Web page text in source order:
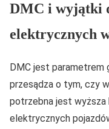
DMC i wyjątki
elektrycznych
DMC jest parametrem
przesądza o tym, czy
potrzebna jest wyższa
elektrycznych